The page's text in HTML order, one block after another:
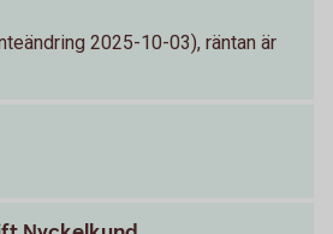
2025-10-03), räntan är